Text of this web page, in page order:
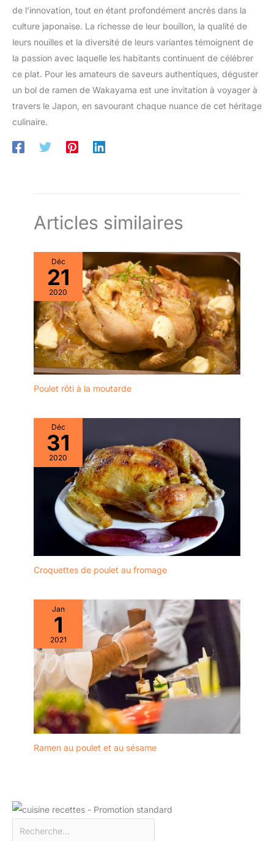
de l’innovation, tout en étant profondément ancrés dans la
culture japonaise. La richesse de leur bouillon, la qualité de
leurs nouilles et la diversité de leurs variantes témoignent de
la passion avec laquelle les habitants continuent de célébrer
ce plat. Pour les amateurs de saveurs authentiques, déguster
un bol de ramen de Wakayama est une invitation à voyager à
travers le Japon, en savourant chaque nuance de cet héritage
culinaire.
Articles similaires
Déc
21
2020
Poulet rôti à la moutarde
Déc
31
2020
Croquettes de poulet au fromage
Jan
1
2021
Ramen au poulet et au sésame